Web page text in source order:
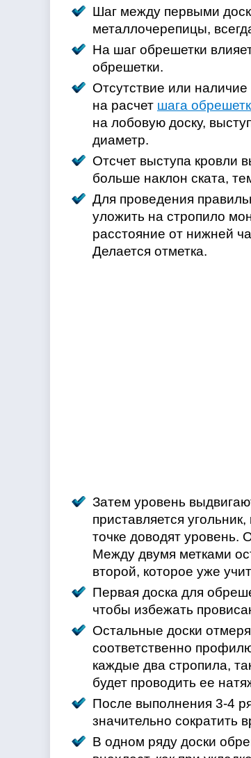
Шаг между первыми
металлочерепицы,
На шаг обрешетки
обрешетки.
Отсутствие или
на расчет шага
на лобовую доску,
диаметр.
Отсчет выступа кровли
больше наклон ската,
Для проведения
уложить на стропило
расстояние от нижней
Делается отметка.
Затем уровень
приставляется
точке доводят уровень.
Между двумя метками
второй, которое уже
Первая доска для
чтобы избежать
Остальные доски
соответственно
каждые два стропила,
будет проводить ее
После выполнения 3-4
значительно сократить
В одном ряду доски